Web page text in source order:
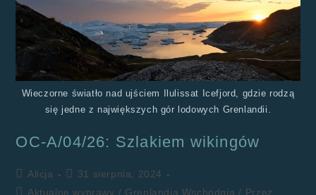
Wieczorne światło nad ujściem Ilulissat Icefjord, gdzie rodzą
się jedne z największych gór lodowych Grenlandii.
OC-A/04/26: Szlakiem wikingów
Alicja
31 sierpnia, 2024
Aktualne wyprawy / Grenlandia Wschodnia / Przez